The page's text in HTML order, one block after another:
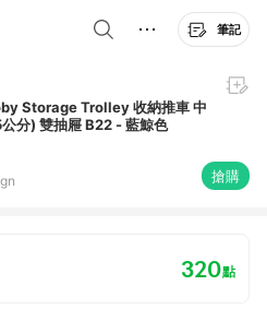
筆記
Storage Trolley 收納推車 中
分) 雙抽屜 B22 - 藍鯨色
搶購
320點